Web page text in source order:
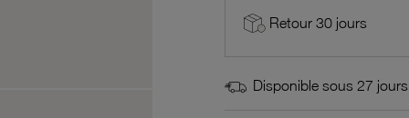
Retour 30 jours
Disponible sous 27